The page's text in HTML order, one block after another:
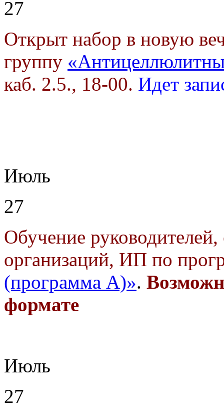
27
Открыт набор в новую
группу
каб. 2.5., 18-00. Идет
Июль
27
Обучение
организаций, ИП по
(программа А)».
формате
Июль
27